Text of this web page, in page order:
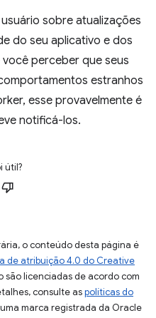
sobre atualizações
do seu aplicativo e dos
perceber que seus
estranhos
esse provavelmente é
notificá-los.
útil?
o conteúdo desta página é
de atribuição 4.0 do Creative
são licenciadas de acordo com
consulte aspolíticas do
marca registrada da Oracle